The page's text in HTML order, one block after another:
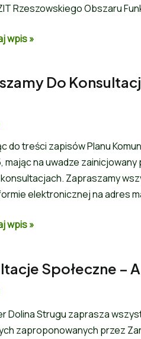
Rzeszowskiego Obszaru
wpis »
Do
do treści zapisów Planu
mając na uwadze
konsultacjach. Zapraszamy
elektronicznej na adres
wpis »
Społeczne –
Dolina Strugu zaprasza
zaproponowanych przez